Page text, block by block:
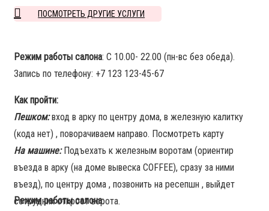
ПОСМОТРЕТЬ ДРУГИЕ УСЛУГИ
Режим работы салона: С 10.00- 22.00 (пн-вс без обеда).
Запись по телефону: +7 123 123-45-67
Как пройти:
Пешком:вход в арку по центру дома, в железную калитку
(кода нет) , поворачиваем направо. Посмотреть карту
На машине:Подъехать к железным воротам (ориентир
въезда в арку (на доме вывеска COFFEE), сразу за ними
въезд), по центру дома , позвонить на ресепшн , выйдет
сотрудник откроет ворота.
Режим работы салона: